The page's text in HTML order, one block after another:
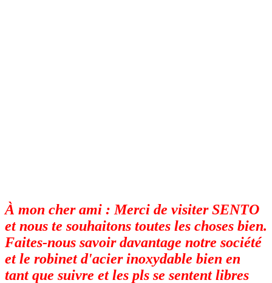
À mon cher ami : Merci de visiter SENTO
et nous te souhaitons toutes les choses bien.
Faites-nous savoir davantage notre société
et le robinet d'acier inoxydable bien en
tant que suivre et les pls se sentent libres